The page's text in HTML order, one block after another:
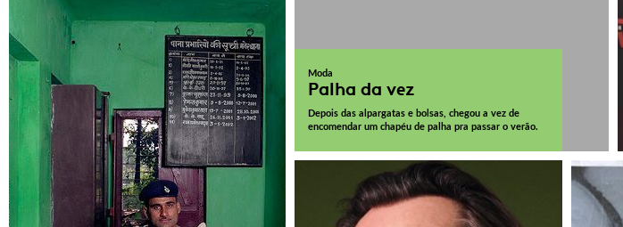
Moda
Palha da vez
Depois das alpargatas e bolsas, chegou a vez de
encomendar um chapéu de palha pra passar o verão.